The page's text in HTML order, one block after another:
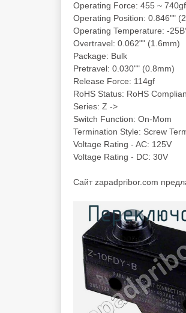
Operating Force: 455 ~ 740gf
Operating Position: 0.846""
Operating Temperature: -
Overtravel: 0.062"" (1.6mm)
Package: Bulk
Pretravel: 0.030"" (0.8mm)
Release Force: 114gf
RoHS Status: RoHS
Series: Z ->
Switch Function: On-Mom
Termination Style: Screw
Voltage Rating - AC: 125V
Voltage Rating - DC: 30V
Cайт zapadpribor.com